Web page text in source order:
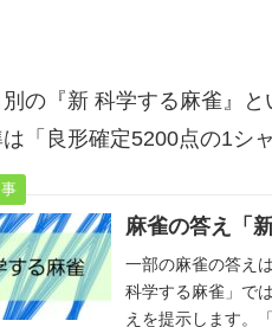
の『新 科学する麻雀』と
「良形確定5200点の1シ
麻雀の答え「
一部の麻雀の答え
科学する麻雀」で
えを提示します。